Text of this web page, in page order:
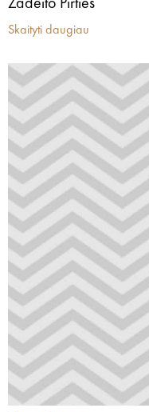
Žadeito Pirties
Skaityti daugiau